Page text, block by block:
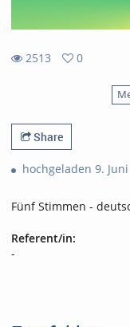
2513
0
Share
hochgeladen 9.
Fünf Stimmen -
Referent/in:
-